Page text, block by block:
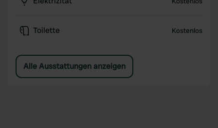
Toilette Kostenlos
Alle Ausstattungen anzeigen